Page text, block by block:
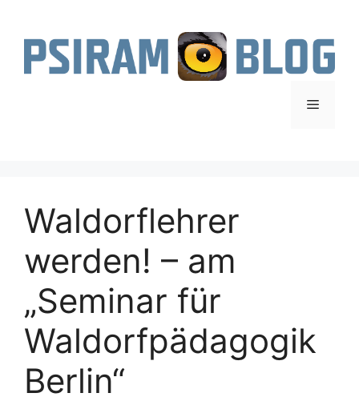
springen
Menü
Waldorflehrer
werden! – am
„Seminar für
Waldorfpädagogik
Berlin“